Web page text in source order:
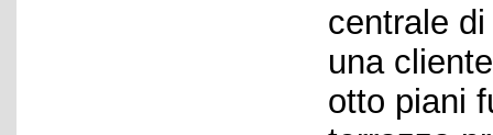
centrale
una
otto piani